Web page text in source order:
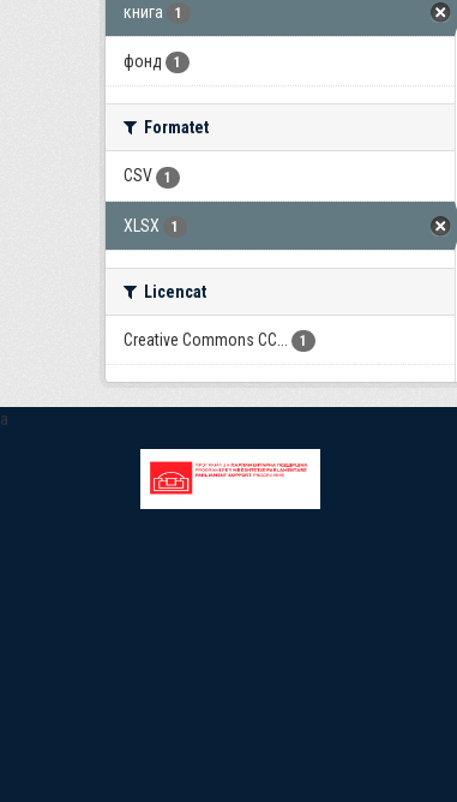
книга 1
фонд 1
Formatet
CSV 1
XLSX 1
Licencat
Creative Commons CC... 1
a